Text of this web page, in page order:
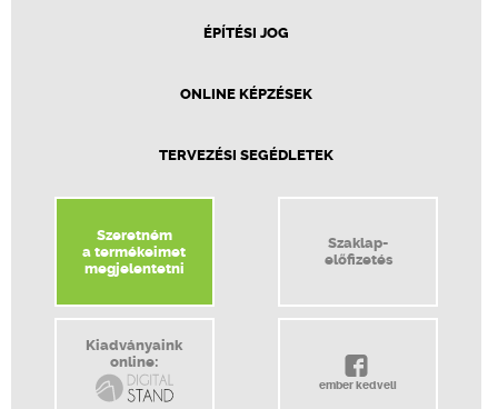
ÉPÍTÉSI JOG
ONLINE KÉPZÉSEK
TERVEZÉSI SEGÉDLETEK
Szeretném
a termékeimet
megjelentetni
Szaklap-
előfizetés
Kiadványaink
online:
ember kedveli